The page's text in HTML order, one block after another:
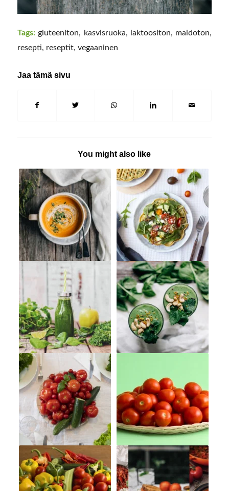
Tags: gluteeniton, kasvisruoka, laktoositon, maidoton,
resepti, reseptit, vegaaninen
Jaa tämä sivu
You might also like